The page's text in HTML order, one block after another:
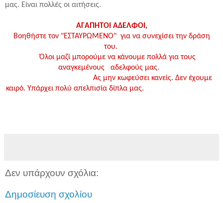
μας. Είναι πολλές οι αιτήσεις.
ΑΓΑΠΗΤΟΙ ΑΔΕΛΦΟΙ,
Βοηθήστε τον "ΕΣΤΑΥΡΩΜΕΝΟ" για να συνεχίσει την δράση
του.
Όλοι μαζί μπορούμε να κάνουμε πολλά για τους
αναγκεμένους αδελφούς μας.
Ας μην κωφεύσει κανείς. Δεν έχουμε
καιρό. Υπάρχει πολύ απελπισία δίπλα μας.
Δεν υπάρχουν σχόλια:
Δημοσίευση σχολίου